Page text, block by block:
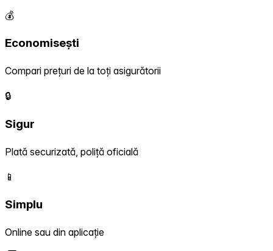
💰
Economisești
Compari prețuri de la toți asigurătorii
🔒
Sigur
Plată securizată, poliță oficială
📱
Simplu
Online sau din aplicație